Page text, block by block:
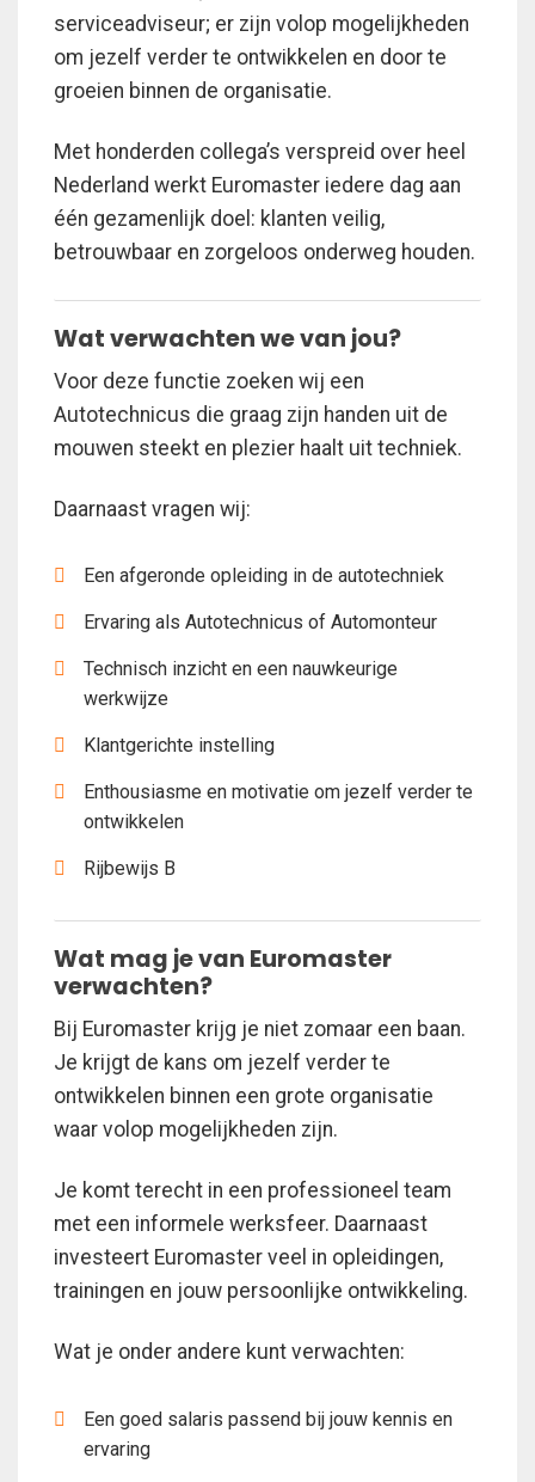
serviceadviseur; er zijn volop mogelijkheden
om jezelf verder te ontwikkelen en door te
groeien binnen de organisatie.
Met honderden collega’s verspreid over heel
Nederland werkt Euromaster iedere dag aan
één gezamenlijk doel: klanten veilig,
betrouwbaar en zorgeloos onderweg houden.
Wat verwachten we van jou?
Voor deze functie zoeken wij een
Autotechnicus die graag zijn handen uit de
mouwen steekt en plezier haalt uit techniek.
Daarnaast vragen wij:
Een afgeronde opleiding in de autotechniek
Ervaring als Autotechnicus of Automonteur
Technisch inzicht en een nauwkeurige
werkwijze
Klantgerichte instelling
Enthousiasme en motivatie om jezelf verder te
ontwikkelen
Rijbewijs B
Wat mag je van Euromaster
verwachten?
Bij Euromaster krijg je niet zomaar een baan.
Je krijgt de kans om jezelf verder te
ontwikkelen binnen een grote organisatie
waar volop mogelijkheden zijn.
Je komt terecht in een professioneel team
met een informele werksfeer. Daarnaast
investeert Euromaster veel in opleidingen,
trainingen en jouw persoonlijke ontwikkeling.
Wat je onder andere kunt verwachten:
Een goed salaris passend bij jouw kennis en
ervaring